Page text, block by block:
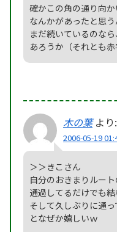
確かこの角の通り向
なんかがあったと思
まだ続いているのな
あろうか（それとも赤
木の葉 より:
2006-05-19
＞＞きこさん
自分のおきまりルート
通過してるだけでも
そして久しぶりに通
となぜか嬉しいｗ